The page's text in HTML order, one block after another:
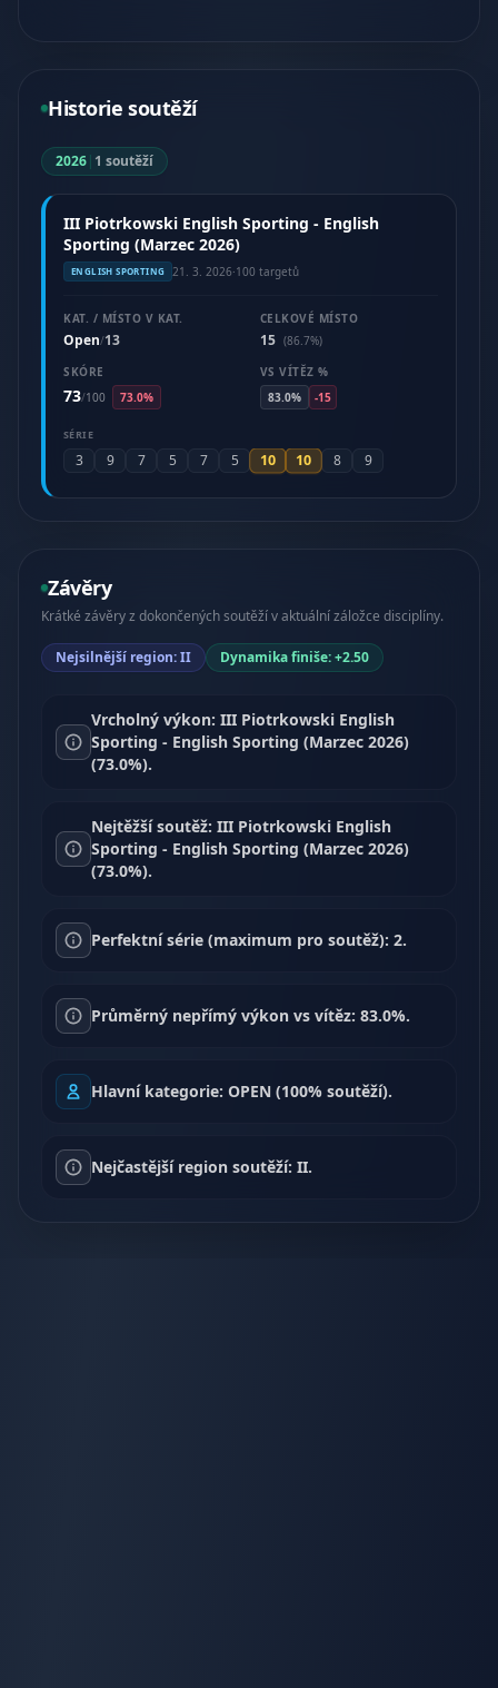
Historie soutěží
2026| 1 soutěží
III Piotrkowski English Sporting - English
Sporting (Marzec 2026)
ENGLISH SPORTING 21. 3. 2026·100 targetů
KAT. / MÍSTO V KAT.
Open/13
CELKOVÉ MÍSTO
15 (86.7%)
SKÓRE
73/100 73.0%
VS VÍTĚZ %
83.0%
-15
SÉRIE
3 9 7 5 7 5 10 10 8 9
Závěry
Krátké závěry z dokončených soutěží v aktuální záložce disciplíny.
Nejsilnější region: II Dynamika finiše: +2.50
Vrcholný výkon: III Piotrkowski English
Sporting - English Sporting (Marzec 2026)
(73.0%).
Nejtěžší soutěž: III Piotrkowski English
Sporting - English Sporting (Marzec 2026)
(73.0%).
Perfektní série (maximum pro soutěž): 2.
Průměrný nepřímý výkon vs vítěz: 83.0%.
Hlavní kategorie: OPEN (100% soutěží).
Nejčastější region soutěží: II.